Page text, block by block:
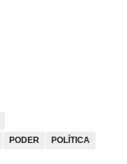
PODER
POLÍTICA